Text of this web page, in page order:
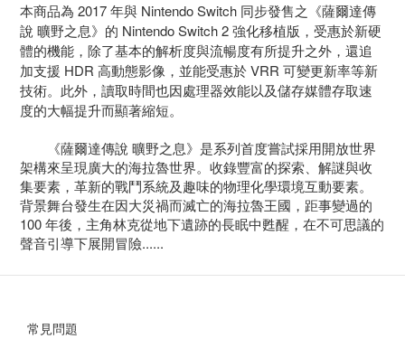
本商品為 2017 年與 Nintendo Switch 同步發售之《薩爾達傳
說 曠野之息》的 Nintendo Switch 2 強化移植版，受惠於新硬
體的機能，除了基本的解析度與流暢度有所提升之外，還追
加支援 HDR 高動態影像，並能受惠於 VRR 可變更新率等新
技術。此外，讀取時間也因處理器效能以及儲存媒體存取速
度的大幅提升而顯著縮短。
《薩爾達傳說 曠野之息》是系列首度嘗試採用開放世界
架構來呈現廣大的海拉魯世界。收錄豐富的探索、解謎與收
集要素，革新的戰鬥系統及趣味的物理化學環境互動要素。
背景舞台發生在因大災禍而滅亡的海拉魯王國，距事變過的
100 年後，主角林克從地下遺跡的長眠中甦醒，在不可思議的
聲音引導下展開冒險......
常見問題